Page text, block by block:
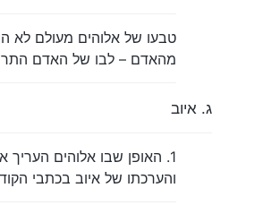
טבעו של אלוהים מעולם לא
מהאדם – לבו של האדם
ג. איוב
1. האופן שבו אלוהים העריך
והערכתו של איוב בכתבי